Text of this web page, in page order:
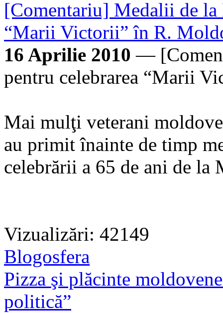
[Comentariu] Medalii de la
“Marii Victorii” în R.
16 Aprilie 2010 —
pentru celebrarea “Marii
Mai mulţi veterani
au primit înainte de timp
celebrării a 65 de ani de la
Vizualizări: 42149
Blogosfera
Pizza şi plăcinte
politică”